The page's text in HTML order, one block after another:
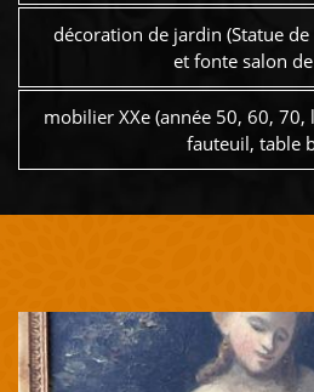
décoration de jardin (Statue
et fonte salon
mobilier XXe (année 50, 60,
fauteuil, table